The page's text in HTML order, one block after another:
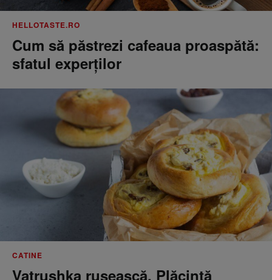
HELLOTASTE.RO
Cum să păstrezi cafeaua proaspătă:
sfatul experților
CATINE
Vatrushka rusească. Plăcintă